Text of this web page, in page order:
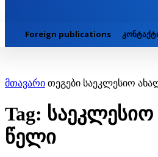
Foreign publications
მთავარი თეგები საეკლესიო
Tag:
წელი